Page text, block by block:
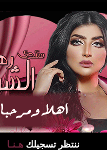
ننتظر تسجيلك هـنـا